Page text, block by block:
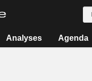
Analyses Agenda